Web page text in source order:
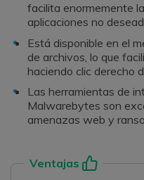
facilita enormemente
aplicaciones no
Está disponible en el
de archivos, lo que
haciendo clic derecho
Las herramientas de
Malwarebytes son
amenazas web y
Ventajas